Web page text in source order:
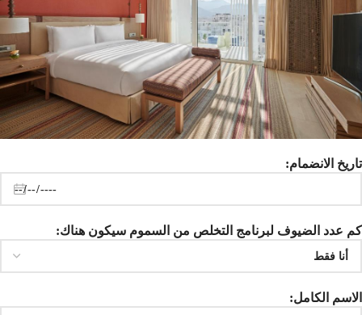
تاريخ الانضمام:
كم عدد الضيوف لبرنامج التخلص من السموم سيكون هناك:
الاسم الكامل: